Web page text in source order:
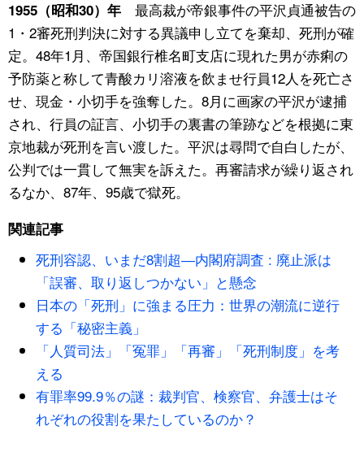
1955（昭和30）年最高裁が帝銀事件の平沢貞通被告の
1・2審死刑判決に対する異議申し立てを棄却、死刑が確
定。48年1月、帝国銀行椎名町支店に現れた男が赤痢の
予防薬と称して青酸カリ溶液を飲ませ行員12人を死亡さ
せ、現金・小切手を強奪した。8月に画家の平沢が逮捕
され、行員の証言、小切手の裏書の筆跡などを根拠に東
京地裁が死刑を言い渡した。平沢は尋問で自白したが、
公判では一貫して無実を訴えた。再審請求が繰り返され
るなか、87年、95歳で獄死。
関連記事
死刑容認、いまだ8割超―内閣府調査 : 廃止派は
「誤審、取り返しつかない」と懸念
日本の「死刑」に強まる圧力：世界の潮流に逆行
する「秘密主義」
「人質司法」「冤罪」「再審」「死刑制度」を考
える
有罪率99.9％の謎：裁判官、検察官、弁護士はそ
れぞれの役割を果たしているのか？